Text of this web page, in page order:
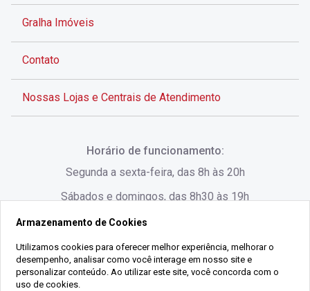
Gralha Imóveis
Contato
Nossas Lojas e Centrais de Atendimento
SC
(48) 3220-1045
Horário de funcionamento:
Segunda a sexta-feira, das 8h às 20h
Sábados e domingos, das 8h30 às 19h
Armazenamento de Cookies
Utilizamos cookies para oferecer melhor experiência, melhorar o
desempenho, analisar como você interage em nosso site e
personalizar conteúdo. Ao utilizar este site, você concorda com o
uso de cookies.